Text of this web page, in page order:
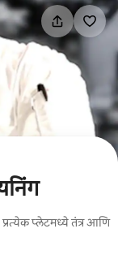
प्लेटमध्ये तंत्र आणि